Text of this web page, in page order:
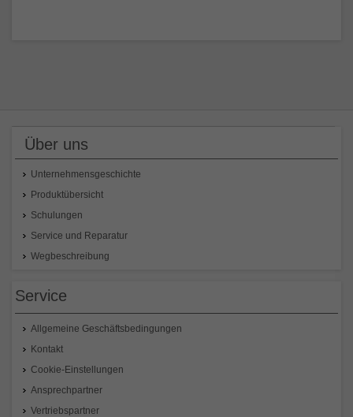
Über uns
Unternehmensgeschichte
Produktübersicht
Schulungen
Service und Reparatur
Wegbeschreibung
Service
Allgemeine Geschäftsbedingungen
Kontakt
Cookie-Einstellungen
Ansprechpartner
Vertriebspartner